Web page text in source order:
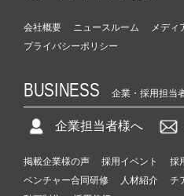
会社概要 ニュースルーム
メディ
プライバシーポリシー
BUSINESS 企業・採用担当
企業担当者様へ
掲載企業様の声 採用イベント 採
ベンチャー合同研修
人材紹介 チ